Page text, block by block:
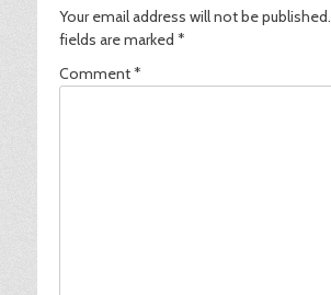
Your email address will not be published.
fields are marked *
Comment*